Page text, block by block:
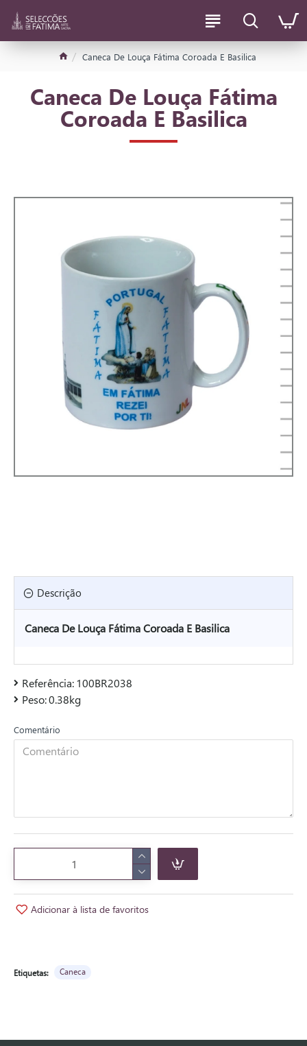
Caneca De Louça Fátima Coroada E Basilica
Caneca De Louça Fátima
Coroada E Basilica
Descrição
Caneca De Louça Fátima Coroada E Basilica
Referência:100BR2038
Peso:0.38kg
Comentário
Adicionar à lista de favoritos
Etiquetas: Caneca